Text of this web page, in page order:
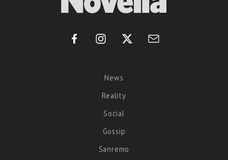
News
Reality
Social
Gossip
Sanremo